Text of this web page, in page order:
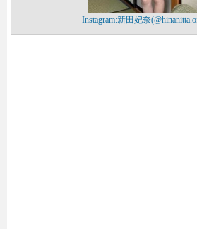
Instagram:新田妃奈